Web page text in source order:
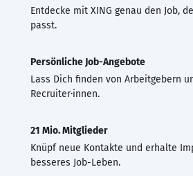
Entdecke mit XING genau den Job,
passt.
Persönliche Job-Angebote
Lass Dich finden von Arbeitgebern
Recruiter·innen.
21 Mio. Mitglieder
Knüpf neue Kontakte und erhalte
besseres Job-Leben.